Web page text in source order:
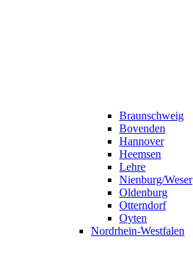
Braunschweig
Bovenden
Hannover
Heemsen
Lehre
Nienburg/Weser
Oldenburg
Otterndorf
Oyten
Nordrhein-Westfalen